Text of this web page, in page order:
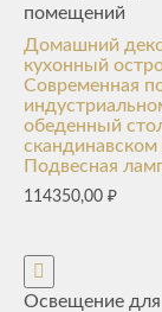
помещений
Домашний
кухонный
Современная
обеденный
скандинавском
Подвесная
114350,00 ₽
Освещение для